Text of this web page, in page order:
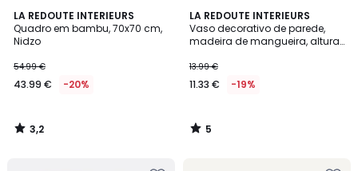
LA REDOUTE INTERIEURS
Quadro em bambu, 70x70 cm,
Nidzo
54.99 €
43.99 € -20%
3,2
/ 5
3,2
/
LA REDOUTE INTERIEURS
Vaso decorativo de parede,
madeira de mangueira, altura
13.99 €
11.33 € -19%
5
/
5
5
/